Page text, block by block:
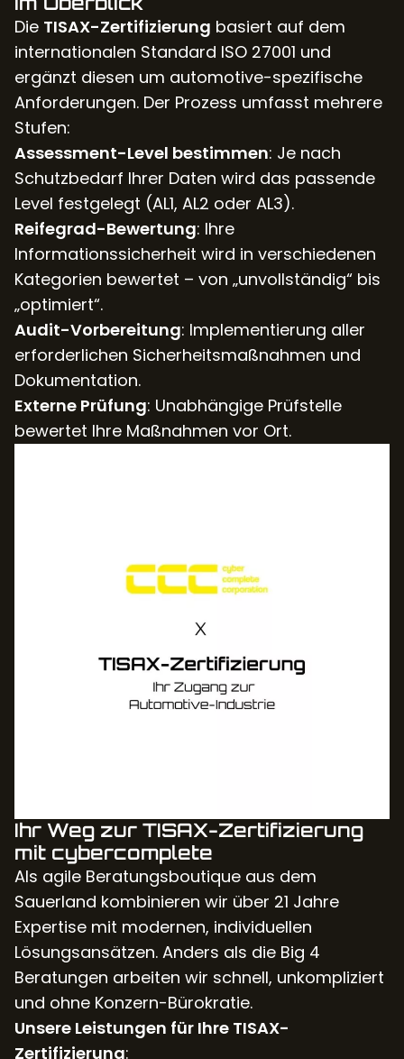
Die TISAX-Zertifizierung basiert auf dem
internationalen Standard ISO 27001 und
ergänzt diesen um automotive-spezifische
Anforderungen. Der Prozess umfasst mehrere
Stufen:
Assessment-Level bestimmen: Je nach
Schutzbedarf Ihrer Daten wird das passende
Level festgelegt (AL1, AL2 oder AL3).
Reifegrad-Bewertung: Ihre
Informationssicherheit wird in verschiedenen
Kategorien bewertet – von „unvollständig“ bis
„optimiert“.
Audit-Vorbereitung: Implementierung aller
erforderlichen Sicherheitsmaßnahmen und
Dokumentation.
Externe Prüfung: Unabhängige Prüfstelle
bewertet Ihre Maßnahmen vor Ort.
Ihr Weg zur TISAX-Zertifizierung
mit cybercomplete
Als agile Beratungsboutique aus dem
Sauerland kombinieren wir über 21 Jahre
Expertise mit modernen, individuellen
Lösungsansätzen. Anders als die Big 4
Beratungen arbeiten wir schnell, unkompliziert
und ohne Konzern-Bürokratie.
Unsere Leistungen für Ihre TISAX-
Zertifizierung: